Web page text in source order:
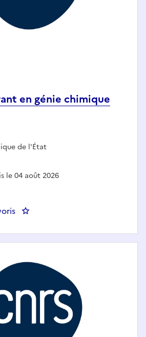
en génie chimique
:de l'État
le 04 août 2026
: Post-doctorant en génie